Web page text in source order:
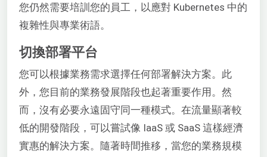
您仍然需要培訓您的員工，以應對 Kubernetes 中的
複雜性與專業術語。
切換部署平台
您可以根據業務需求選擇任何部署解決方案。此
外，您目前的業務發展階段也起著重要作用。然
而，沒有必要永遠固守同一種模式。在流量顯著較
低的開發階段，可以嘗試像 IaaS 或 SaaS 這樣經濟
實惠的解決方案。隨著時間推移，當您的業務規模